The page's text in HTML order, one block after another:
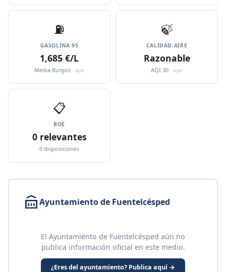
⛽️
GASOLINA 95
1,685 €/L
Media Burgos · ayer
🍃
CALIDAD AIRE
Razonable
AQI 30 · ayer
📋
BOE
0 relevantes
0 disposiciones
Ayuntamiento de Fuentelcésped
El Ayuntamiento de Fuentelcésped aún no
publica información oficial en este medio.
¿Eres del ayuntamiento? Publica aquí →